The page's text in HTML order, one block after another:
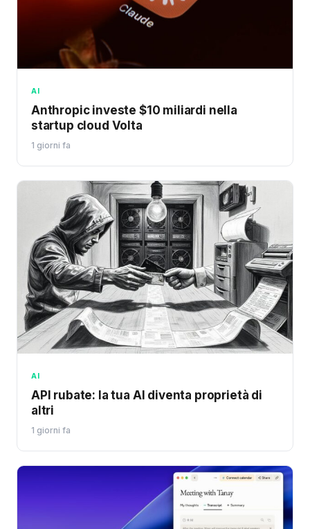
AI
Anthropic investe $10 miliardi nella
startup cloud Volta
1 giorni fa
AI
API rubate: la tua AI diventa proprietà di
altri
1 giorni fa